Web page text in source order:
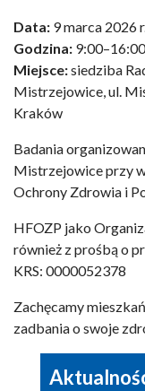
Data: 9 marca 2026
Godzina: 9:00–16:00
Miejsce:siedziba
Mistrzejowice, ul.
Kraków
Badania
Mistrzejowice przy
Ochrony Zdrowia i
HFOZP jako
również z prośbą o
KRS: 0000052378
Zachęcamy
zadbania o swoje